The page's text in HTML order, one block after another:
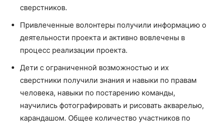
сверстников.
Привлеченные волонтеры получили информацию о
деятельности проекта и активно вовлечены в
процесс реализации проекта.
Дети с ограниченной возможностью и их
сверстники получили знания и навыки по правам
человека, навыки по постарению команды,
научились фотографировать и рисовать акварелью,
карандашом. Общее количество участников по